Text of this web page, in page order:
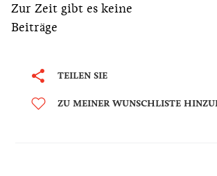
Zur Zeit gibt es keine
Beiträge
TEILEN SIE
ZU MEINER WUNSCHLISTE